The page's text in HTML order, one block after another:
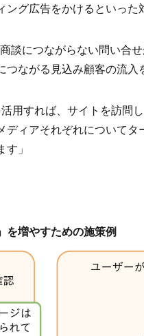
グ広告をかけるといった
談につながらない問い合
ながる見込み顧客の流入
用すれば、サイトを訪
ディアそれぞれについて
」
を増やすための施策例